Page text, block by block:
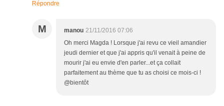
Répondre
M manou 21/11/2016 07:06
Oh merci Magda ! Lorsque j'ai revu ce vieil amandier
jeudi dernier et que j'ai appris qu'il venait à peine de
mourir j'ai eu envie d'en parler...et ça collait
parfaitement au thème que tu as choisi ce mois-ci !
@bientôt